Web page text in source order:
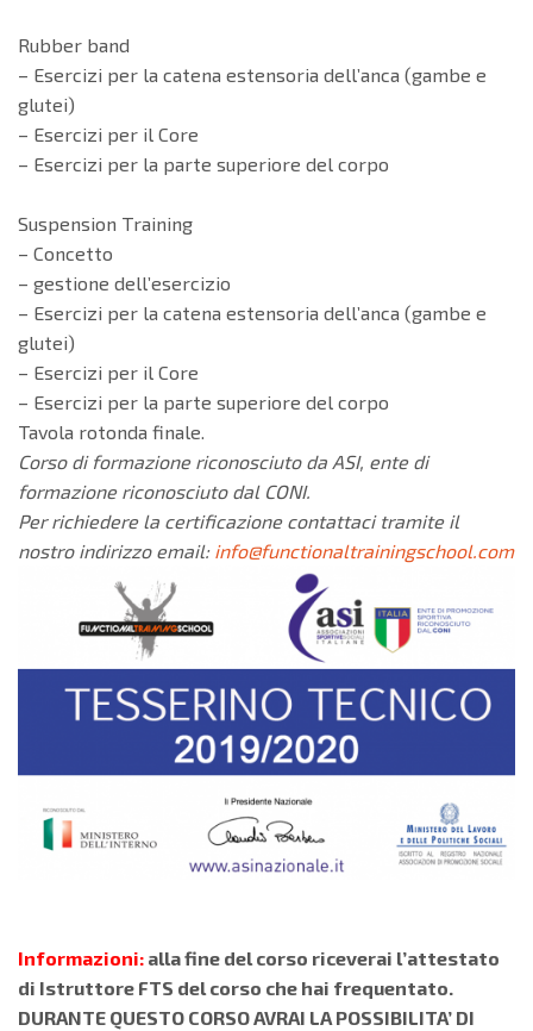
Rubber band
– Esercizi per la catena estensoria dell’anca (gambe e
glutei)
– Esercizi per il Core
– Esercizi per la parte superiore del corpo
Suspension Training
– Concetto
– gestione dell’esercizio
– Esercizi per la catena estensoria dell’anca (gambe e
glutei)
– Esercizi per il Core
– Esercizi per la parte superiore del corpo
Tavola rotonda finale.
Corso di formazione riconosciuto da ASI, ente di
formazione riconosciuto dal CONI.
Per richiedere la certificazione contattaci tramite il
nostro indirizzo email: info@functionaltrainingschool.com
Informazioni: alla fine del corso riceverai l’attestato
di Istruttore FTS del corso che hai frequentato.
DURANTE QUESTO CORSO AVRAI LA POSSIBILITA’ DI